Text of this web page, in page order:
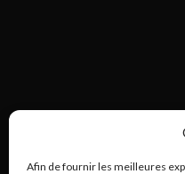
Afin de fournir les meilleures